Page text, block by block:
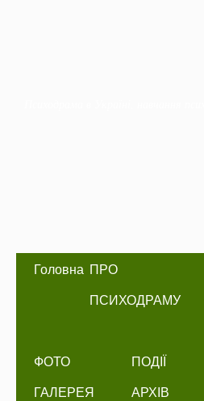
Головна ПРО
ПСИХОДРАМУ
ФОТО
ГАЛЕРЕЯ
ПОДІЇ
АРХІВ